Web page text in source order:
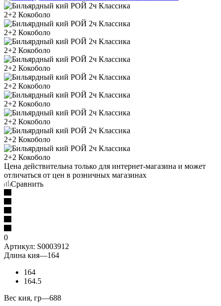
Цена действительна только для интернет-магазина и может
отличаться от цен в розничных магазинах
Сравнить
0
Артикул: S0003912
Длина кия—164
164
164.5
Вес кия, гр—688